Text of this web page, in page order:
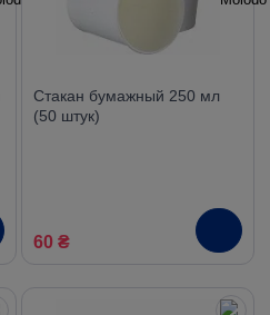
Стакан бумажный 250 мл
(50 штук)
60 ₴